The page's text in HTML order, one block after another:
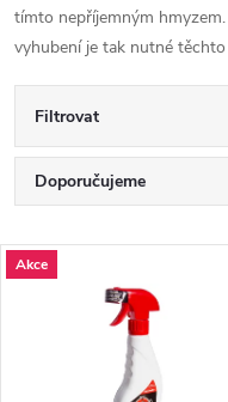
tímto nepříjemným
vyhubení je tak nutné
Filtrovat
a
e
Doporučujeme
Nejdražší
Nejprodávanější
V
ý
Akce